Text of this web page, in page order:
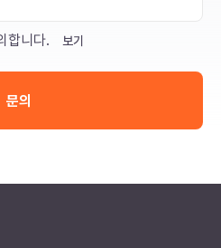
합니다. 보기
문의